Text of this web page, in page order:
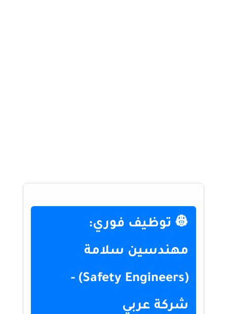
👷 توظيف فوري:
مهندسين سلامة
(Safety Engineers) -
شركة عربي